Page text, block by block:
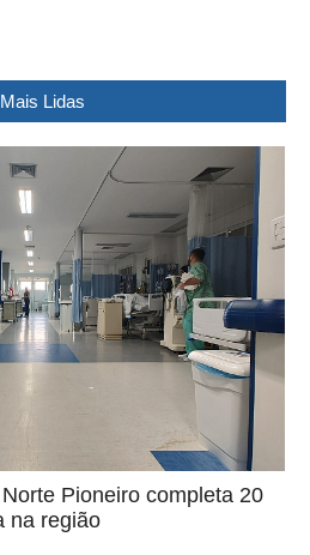
Mais Lidas
Pioneiro completa 20
na região